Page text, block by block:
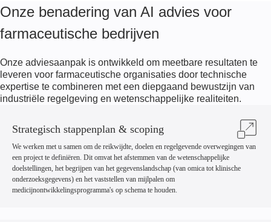
Onze benadering van AI advies voor
farmaceutische bedrijven
Onze adviesaanpak is ontwikkeld om meetbare resultaten te
leveren voor farmaceutische organisaties door technische
expertise te combineren met een diepgaand bewustzijn van
industriële regelgeving en wetenschappelijke realiteiten.
Strategisch stappenplan & scoping
We werken met u samen om de reikwijdte, doelen en regelgevende overwegingen van
een project te definiëren. Dit omvat het afstemmen van de wetenschappelijke
doelstellingen, het begrijpen van het gegevenslandschap (van omica tot klinische
onderzoeksgegevens) en het vaststellen van mijlpalen om
medicijnontwikkelingsprogramma's op schema te houden.